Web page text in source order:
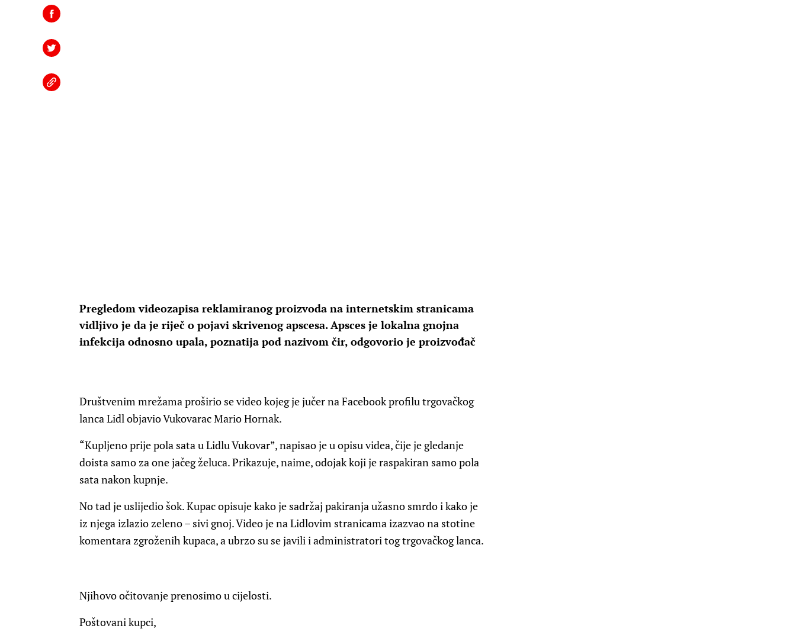
Pregledom videozapisa reklamiranog proizvoda na internetskim stranicama
vidljivo je da je riječ o pojavi skrivenog apscesa. Apsces je lokalna gnojna
infekcija odnosno upala, poznatija pod nazivom čir, odgovorio je proizvođač
Društvenim mrežama proširio se video kojeg je jučer na Facebook profilu trgovačkog
lanca Lidl objavio Vukovarac Mario Hornak.
“Kupljeno prije pola sata u Lidlu Vukovar”, napisao je u opisu videa, čije je gledanje
doista samo za one jačeg želuca. Prikazuje, naime, odojak koji je raspakiran samo pola
sata nakon kupnje.
No tad je uslijedio šok. Kupac opisuje kako je sadržaj pakiranja užasno smrdo i kako je
iz njega izlazio zeleno – sivi gnoj. Video je na Lidlovim stranicama izazvao na stotine
komentara zgroženih kupaca, a ubrzo su se javili i administratori tog trgovačkog lanca.
Njihovo očitovanje prenosimo u cijelosti.
Poštovani kupci,